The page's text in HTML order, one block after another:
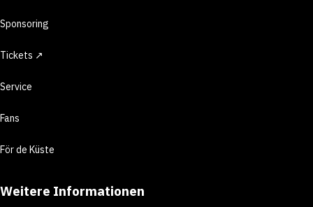
Sponsoring
Tickets ↗
Service
Fans
För de Küste
Weitere Informationen